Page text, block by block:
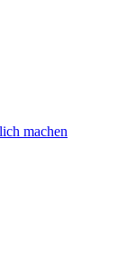
machen